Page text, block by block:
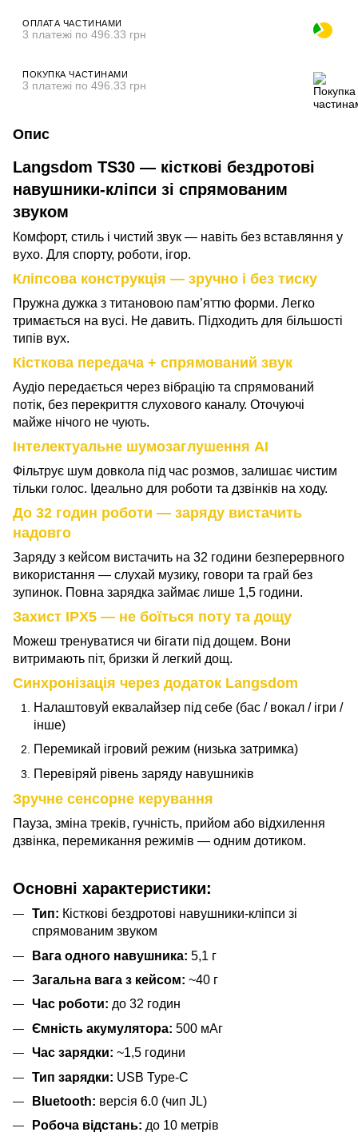
ОПЛАТА ЧАСТИНАМИ
3 платежі по 496.33 грн
ПОКУПКА ЧАСТИНАМИ
3 платежі по 496.33 грн
Опис
Langsdom TS30 — кісткові бездротові
навушники-кліпси зі спрямованим
звуком
Комфорт, стиль і чистий звук — навіть без вставляння у
вухо. Для спорту, роботи, ігор.
Кліпсова конструкція — зручно і без тиску
Пружна дужка з титановою пам’яттю форми. Легко
тримається на вусі. Не давить. Підходить для більшості
типів вух.
Кісткова передача + спрямований звук
Аудіо передається через вібрацію та спрямований
потік, без перекриття слухового каналу. Оточуючі
майже нічого не чують.
Інтелектуальне шумозаглушення AI
Фільтрує шум довкола під час розмов, залишає чистим
тільки голос. Ідеально для роботи та дзвінків на ходу.
До 32 годин роботи — заряду вистачить
надовго
Заряду з кейсом вистачить на 32 години безперервного
використання — слухай музику, говори та грай без
зупинок. Повна зарядка займає лише 1,5 години.
Захист IPX5 — не боїться поту та дощу
Можеш тренуватися чи бігати під дощем. Вони
витримають піт, бризки й легкий дощ.
Синхронізація через додаток Langsdom
Налаштовуй еквалайзер під себе (бас / вокал / ігри /
інше)
Перемикай ігровий режим (низька затримка)
Перевіряй рівень заряду навушників
Зручне сенсорне керування
Пауза, зміна треків, гучність, прийом або відхилення
дзвінка, перемикання режимів — одним дотиком.
Основні характеристики:
Тип: Кісткові бездротові навушники-кліпси зі
спрямованим звуком
Вага одного навушника: 5,1 г
Загальна вага з кейсом: ~40 г
Час роботи: до 32 годин
Ємність акумулятора: 500 мАг
Час зарядки: ~1,5 години
Тип зарядки: USB Type-C
Bluetooth: версія 6.0 (чип JL)
Робоча відстань: до 10 метрів